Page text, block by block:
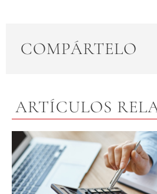
COMPÁRTELO
ARTÍCULOS